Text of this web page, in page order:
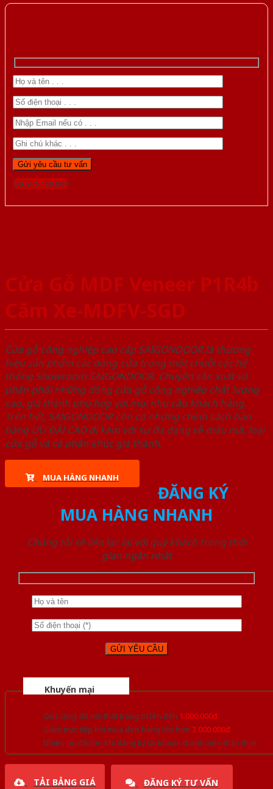
Gọi 0976.169.864
Cửa Gỗ MDF Veneer P1R4b
Căm Xe-MDFV-SGD
Cửa gỗ công nghiệp cao cấp SAIGONDOOR là thương
hiệu sản phẩm các dòng cửa trong một chuỗi các hệ
thống Showroom SAIGONDOOR. Chuyên sản xuất và
phân phối những dòng cửa gỗ công nghiệp chất lượng
cao, giá thành phù hợp với mọi nhu cầu khách hàng.
Trên hết, SAIGONDOOR còn có những chính sách bán
hàng ƯU ĐÃI CAO đi kèm với sự đa dạng về mẫu mã, loại
cửa gỗ và cả phân khúc giá thành.
MUA HÀNG NHANH
ĐĂNG KÝ
MUA HÀNG NHANH
Chúng tôi sẽ liên lạc lại với quý khách trong thời
gian ngắn nhất
Khuyến mại
Quà tặng đồ nội thất trang trí lên đến 1.000.000đ
Giảm trực tiếp khi mua đơn hàng lớn hơn 3.000.000đ
Nhiều ưu đãi lớn khi đăng ký tài khoản thành viên thân thiết
TẢI BẢNG GIÁ ĐĂNG KÝ TƯ VẤN